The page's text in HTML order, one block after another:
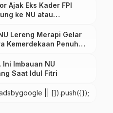
Ajak Eks Kader FPI
ke NU atau
Lereng Merapi Gelar
Kemerdekaan Penuh
Imbauan NU
Saat Idul Fitri
|| []).push({});